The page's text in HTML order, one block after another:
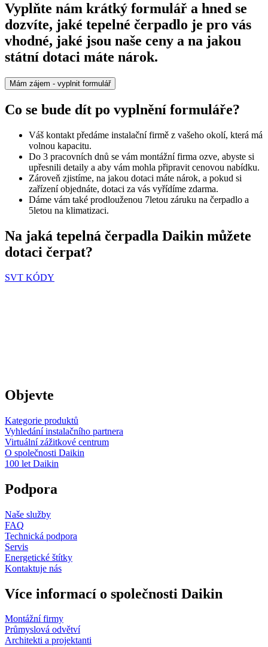
Vyplňte nám krátký formulář a hned se
dozvíte, jaké tepelné čerpadlo je pro vás
vhodné, jaké jsou naše ceny a na jakou
státní dotaci máte nárok.
Mám zájem - vyplnit formulář
Co se bude dít po vyplnění formuláře?
Váš kontakt předáme instalační firmě z vašeho okolí, která má
volnou kapacitu.
Do 3 pracovních dnů se vám montážní firma ozve, abyste si
upřesnili detaily a aby vám mohla připravit cenovou nabídku.
Zároveň zjistíme, na jakou dotaci máte nárok, a pokud si
zařízení objednáte, dotaci za vás vyřídíme zdarma.
Dáme vám také prodlouženou 7letou záruku na čerpadlo a
5letou na klimatizaci.
Na jaká tepelná čerpadla Daikin můžete
dotaci čerpat?
SVT KÓDY
Objevte
Kategorie produktů
Vyhledání instalačního partnera
Virtuální zážitkové centrum
O společnosti Daikin
100 let Daikin
Podpora
Naše služby
FAQ
Technická podpora
Servis
Energetické štítky
Kontaktuje nás
Více informací o společnosti Daikin
Montážní firmy
Průmyslová odvětví
Architekti a projektanti